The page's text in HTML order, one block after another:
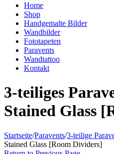
Home
Shop
Handgemalte Bilder
Wandbilder
Fototapeten
Paravents
Wandtattoo
Kontakt
3-teiliges
Stained Glass
Startseite/Paravents/3-teilige
Stained Glass [Room Dividers]